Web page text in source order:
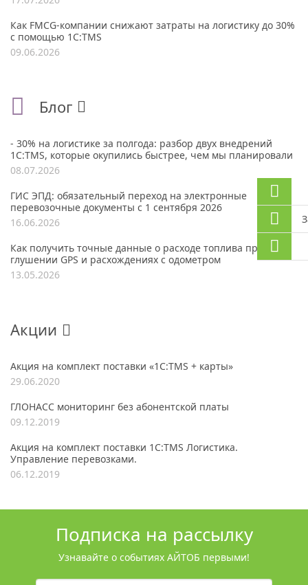
Как FMCG-компании снижают затраты на логистику до 30%
с помощью 1С:TMS
09.06.2026
Блог
- 30% на логистике за полгода: разбор двух внедрений
1С:TMS, которые окупились быстрее, чем мы планировали
08.07.2026
ГИС ЭПД: обязательный переход на электронные
перевозочные документы с 1 сентября 2026
16.06.2026
Как получить точные данные о расходе топлива при
глушении GPS и расхождениях с одометром
13.05.2026
Акции
Акция на комплект поставки «1С:TMS + карты»
29.06.2020
ГЛОНАСС мониторинг без абонентской платы
09.12.2019
Акция на комплект поставки 1С:TMS Логистика.
Управление перевозками.
06.12.2019
Подписка на рассылку
Узнавайте о событиях АЙТОБ первыми!